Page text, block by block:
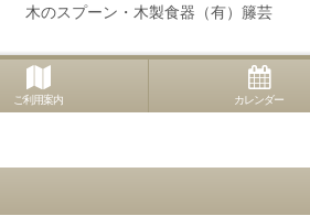
木のスプーン・木製食器（有）籐芸
ご利用案内 カレンダー